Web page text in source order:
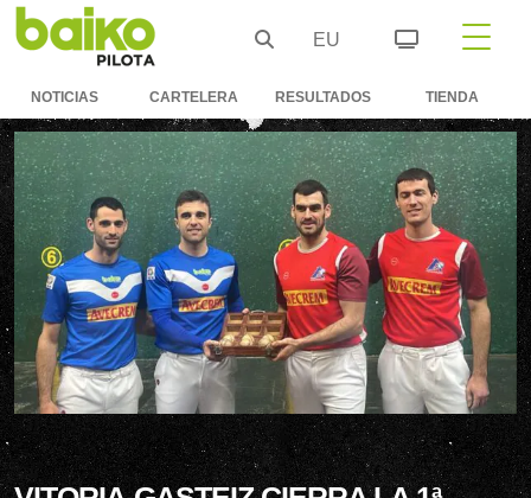
EU
NOTICIAS CARTELERA RESULTADOS TIENDA